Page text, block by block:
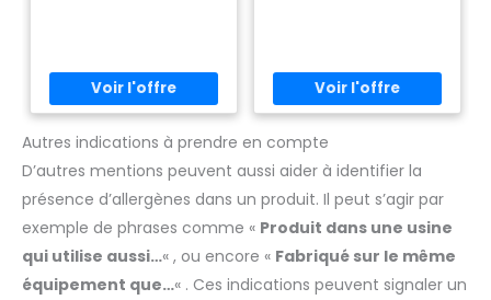
léger : Idéale pour jeux de rôle,
cosplays et occasions
spéciales avec un séduisant :
être portée comme sous-
vêtement raffiné ou robe
légère pour
léger : Idéale pour jeux de rôle,
cosplays et occasions
spéciales avec un séduisant :
être portée comme sous-
vêtement raffiné ou robe
légère pour
Autres indications à prendre en compte
D’autres mentions peuvent aussi aider à identifier la
présence d’allergènes dans un produit. Il peut s’agir par
exemple de phrases comme « Produit dans une usine
qui utilise aussi…« , ou encore « Fabriqué sur le même
équipement que…« . Ces indications peuvent signaler un